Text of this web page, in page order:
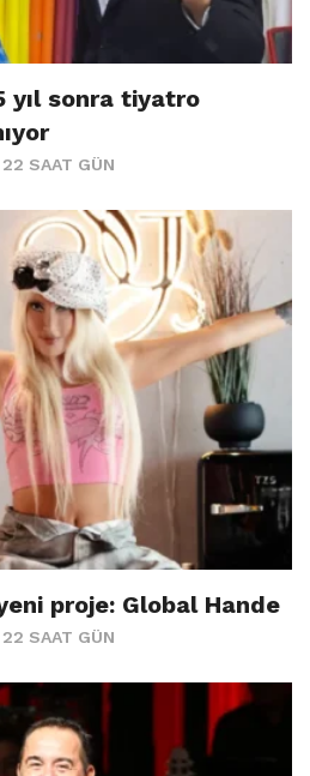
yıl sonra tiyatro
22 SAAT GÜN
proje: Global Hande
22 SAAT GÜN